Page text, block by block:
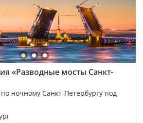
«Разводные мосты Санкт-
ночному Санкт-Петербургу под